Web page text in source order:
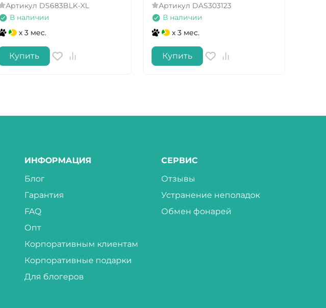
Артикул DS683BLK-XL
В наличии
x 3 мес.
Купить
Артикул DAS303123
В наличии
x 3 мес.
Купить
ИНФОРМАЦИЯ
Блог
Гарантия
FAQ
Опт
Корпоративным клиентам
Корпоративные подарки
Для блогеров
СЕРВИС
Отзывы
Устранение неполадок
Обмен фонарей